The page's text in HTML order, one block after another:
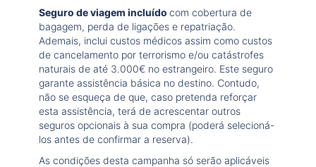
Seguro de viagem incluído com cobertura de
bagagem, perda de ligações e repatriação.
Ademais, inclui custos médicos assim como custos
de cancelamento por terrorismo e/ou catástrofes
naturais de até 3.000€ no estrangeiro. Este seguro
garante assistência básica no destino. Contudo,
não se esqueça de que, caso pretenda reforçar
esta assistência, terá de acrescentar outros
seguros opcionais à sua compra (poderá selecioná-
los antes de confirmar a reserva).
As condições desta campanha só serão aplicáveis